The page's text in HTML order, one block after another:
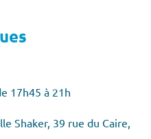
17h45 à 21h
Shaker, 39 rue du Caire,